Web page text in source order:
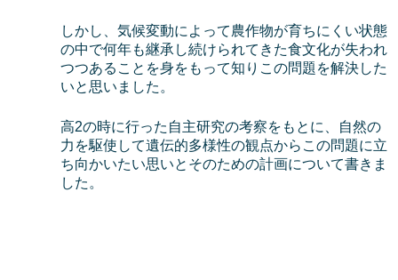
しかし、気候変動によって農作物が育ちにくい状態
の中で何年も継承し続けられてきた食文化が失われ
つつあることを身をもって知りこの問題を解決した
いと思いました。
高2の時に行った自主研究の考察をもとに、自然の
力を駆使して遺伝的多様性の観点からこの問題に立
ち向かいたい思いとそのための計画について書きま
した。